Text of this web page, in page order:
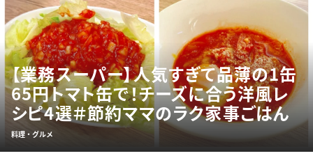
【業務スーパー】人気すぎて品薄の1缶
65円トマト缶で！チーズに合う洋風レ
シピ4選＃節約ママのラク家事ごはん
料理・グルメ